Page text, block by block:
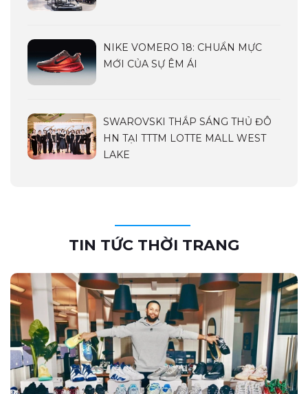
NIKE VOMERO 18: CHUẨN MỰC
MỚI CỦA SỰ ÊM ÁI
SWAROVSKI THẮP SÁNG THỦ ĐÔ
HN TẠI TTTM LOTTE MALL WEST
LAKE
TIN TỨC THỜI TRANG